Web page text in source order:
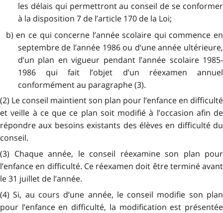
les délais qui permettront au conseil de se conformer
à la disposition 7 de l’article 170 de la Loi;
b) en ce qui concerne l’année scolaire qui commence en
septembre de l’année 1986 ou d’une année ultérieure,
d’un plan en vigueur pendant l’année scolaire 1985-
1986 qui fait l’objet d’un réexamen annuel
conformément au paragraphe (3).
(2) Le conseil maintient son plan pour l’enfance en difficulté
et veille à ce que ce plan soit modifié à l’occasion afin de
répondre aux besoins existants des élèves en difficulté du
conseil.
(3) Chaque année, le conseil réexamine son plan pour
l’enfance en difficulté. Ce réexamen doit être terminé avant
le 31 juillet de l’année.
(4) Si, au cours d’une année, le conseil modifie son plan
pour l’enfance en difficulté, la modification est présentée